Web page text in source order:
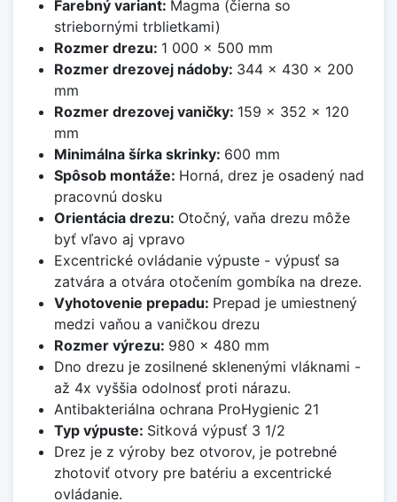
Farebný variant: Magma (čierna so
striebornými trblietkami)
Rozmer drezu: 1 000 x 500 mm
Rozmer drezovej nádoby: 344 x 430 x 200
mm
Rozmer drezovej vaničky: 159 x 352 x 120
mm
Minimálna šírka skrinky: 600 mm
Spôsob montáže: Horná, drez je osadený nad
pracovnú dosku
Orientácia drezu: Otočný, vaňa drezu môže
byť vľavo aj vpravo
Excentrické ovládanie výpuste - výpusť sa
zatvára a otvára otočením gombíka na dreze.
Vyhotovenie prepadu: Prepad je umiestnený
medzi vaňou a vaničkou drezu
Rozmer výrezu: 980 x 480 mm
Dno drezu je zosilnené sklenenými vláknami -
až 4x vyššia odolnosť proti nárazu.
Antibakteriálna ochrana ProHygienic 21
Typ výpuste: Sitková výpusť 3 1/2
Drez je z výroby bez otvorov, je potrebné
zhotoviť otvory pre batériu a excentrické
ovládanie.